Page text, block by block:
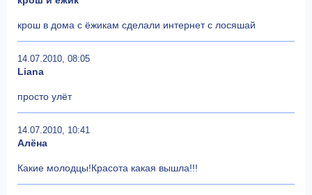
крош в дома с ёжикам сделали интернет с лосяшай
14.07.2010, 08:05
Liana
просто улёт
14.07.2010, 10:41
Алёна
Какие молодцы!Красота какая вышла!!!